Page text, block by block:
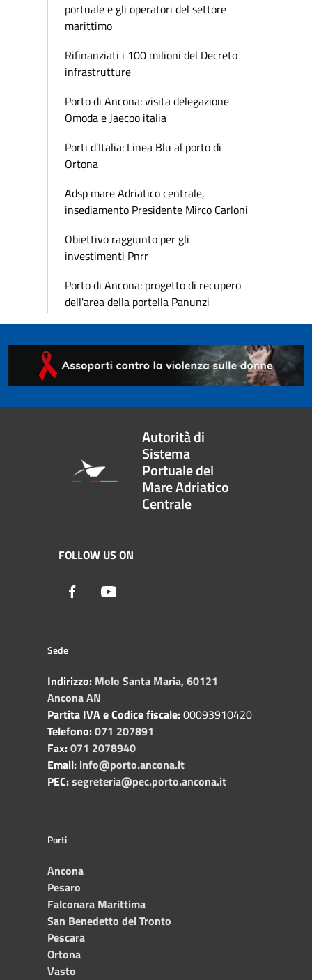
portuale e gli operatori del settore
marittimo
Rifinanziati i 100 milioni del Decreto
infrastrutture
Porto di Ancona: visita delegazione
Omoda e Jaecoo italia
Porti d’Italia: Linea Blu al porto di
Ortona
Adsp mare Adriatico centrale,
insediamento Presidente Mirco Carloni
Obiettivo raggiunto per gli
investimenti Pnrr
Porto di Ancona: progetto di recupero
dell'area della portella Panunzi
Autorità di
Sistema
Portuale del
Mare Adriatico
Centrale
FOLLOW US ON
Facebook
Sede
Indirizzo: Molo Santa Maria, 60121
Ancona AN
Partita IVA e Codice fiscale:00093910420
Telefono:071 207891
Fax:071 2078940
Email: info@porto.ancona.it
PEC:segreteria@pec.porto.ancona.it
Porti
Ancona
Pesaro
Falconara Marittima
San Benedetto del Tronto
Pescara
Ortona
Vasto